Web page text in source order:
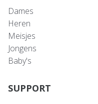
Dames
Heren
Meisjes
Jongens
Baby's
SUPPORT